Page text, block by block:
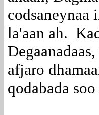
codsaneynaa
la'aan ah.
afjaro
qodabada soo